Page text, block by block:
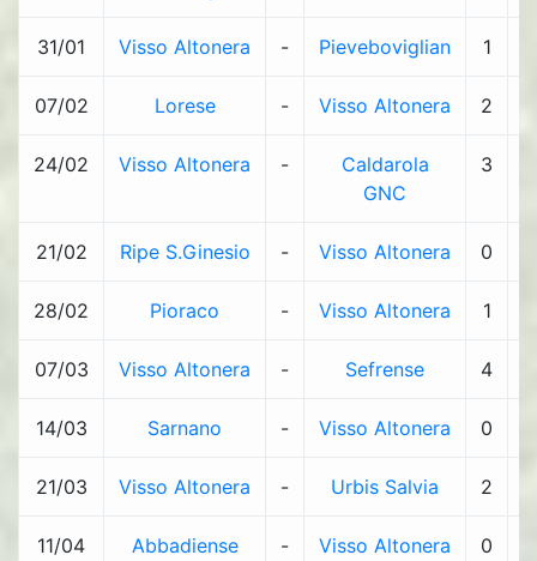
31/01 Visso Altonera - Pieveboviglian 1
07/02 Lorese - Visso Altonera 2
24/02 Visso Altonera -
Caldarola
GNC
3
21/02 Ripe S.Ginesio - Visso Altonera 0
28/02 Pioraco - Visso Altonera 1
07/03 Visso Altonera - Sefrense 4
14/03 Sarnano - Visso Altonera 0
21/03 Visso Altonera - Urbis Salvia 2
11/04 Abbadiense - Visso Altonera 0